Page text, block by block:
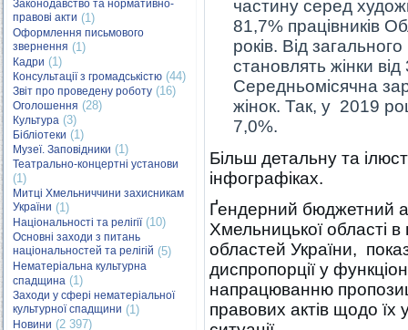
Законодавство та нормативно-
правові акти (1)
Оформлення письмового
звернення (1)
Кадри (1)
Консультації з громадськістю (44)
Звіт про проведену роботу (16)
Оголошення (28)
Культура (3)
Бібліотеки (1)
Музеї. Заповідники (1)
Театрально-концертні установи
(1)
Митці Хмельниччини захисникам
України (1)
Національності та релігії(10)
Основні заходи з питань
національностей та релігій (5)
Нематеріальна культурна
спадщина (1)
Заходи у сфері нематеріальної
культурної спадщини (1)
Новини (2 397)
частину серед
81,7% працівників
років. Від
становлять жінки
Середньомісячна
жінок. Так, у 2019
7,0%.
Більш детальну та
інфографіках.
Ґендерний бюджетний
Хмельницької області
областей України,
диспропорції у
напрацюванню
правових актів щодо їх